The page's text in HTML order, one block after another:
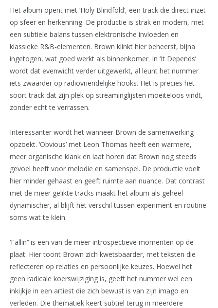
Het album opent met ‘Holy Blindfold’, een track die direct inzet
op sfeer en herkenning. De productie is strak en modern, met
een subtiele balans tussen elektronische invloeden en
klassieke R&B-elementen. Brown klinkt hier beheerst, bijna
ingetogen, wat goed werkt als binnenkomer. In ‘It Depends’
wordt dat evenwicht verder uitgewerkt, al leunt het nummer
iets zwaarder op radiovriendelijke hooks. Het is precies het
soort track dat zijn plek op streaminglijsten moeiteloos vindt,
zonder echt te verrassen.
Interessanter wordt het wanneer Brown de samenwerking
opzoekt. ‘Obvious’ met Leon Thomas heeft een warmere,
meer organische klank en laat horen dat Brown nog steeds
gevoel heeft voor melodie en samenspel. De productie voelt
hier minder gehaast en geeft ruimte aan nuance. Dat contrast
met de meer gelikte tracks maakt het album als geheel
dynamischer, al blijft het verschil tussen experiment en routine
soms wat te klein.
‘Fallin’’ is een van de meer introspectieve momenten op de
plaat. Hier toont Brown zich kwetsbaarder, met teksten die
reflecteren op relaties en persoonlijke keuzes. Hoewel het
geen radicale koerswijziging is, geeft het nummer wel een
inkijkje in een artiest die zich bewust is van zijn imago en
verleden. Die thematiek keert subtiel terug in meerdere